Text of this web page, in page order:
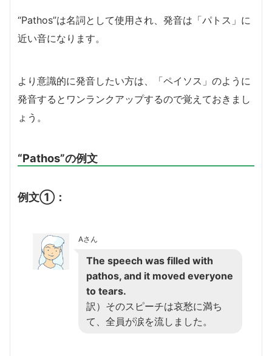
“Pathos”は名詞として使用され、発音は「パトス」に
近い音になります。
より意識的に発音したい方は、「ペイソス」のように
発音するとワンランクアップするので覚えておきまし
ょう。
“Pathos”の例文
例文①：
Aさん
The speech was filled with
pathos, and it moved everyone
to tears.
訳）そのスピーチは哀愁に満ち
て、全員が涙を流しました。